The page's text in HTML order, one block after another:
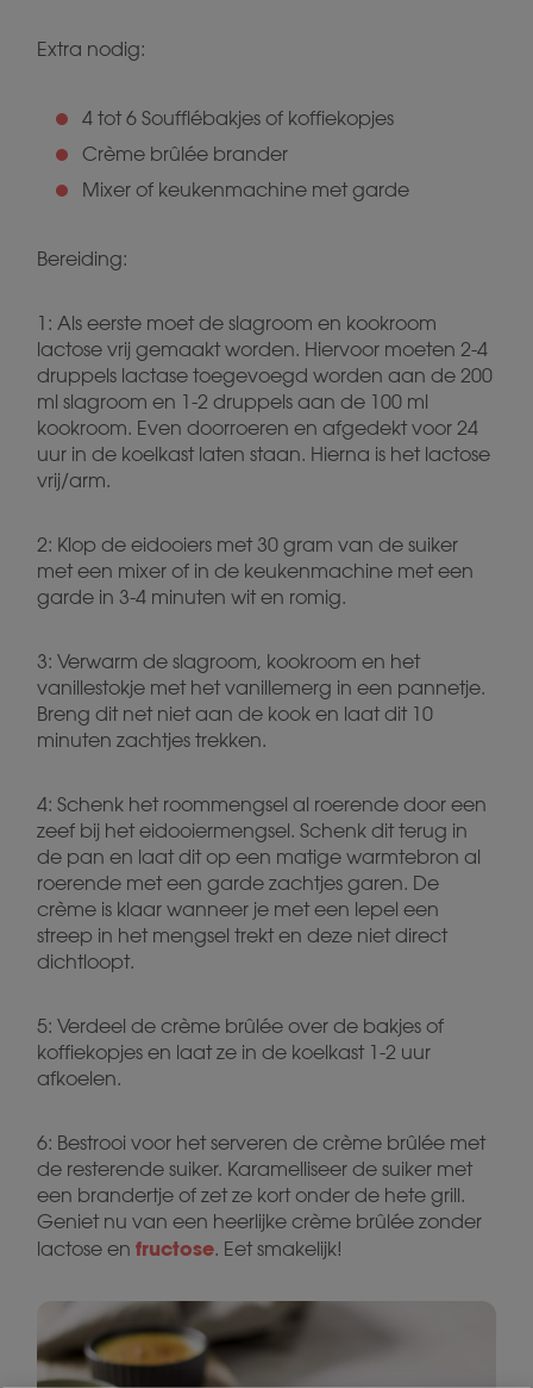
Extra nodig:
4 tot 6 Soufflébakjes of koffiekopjes
Crème brûlée brander
Mixer of keukenmachine met garde
Bereiding:
1: Als eerste moet de slagroom en kookroom
lactose vrij gemaakt worden. Hiervoor moeten 2-4
druppels lactase toegevoegd worden aan de 200
ml slagroom en 1-2 druppels aan de 100 ml
kookroom. Even doorroeren en afgedekt voor 24
uur in de koelkast laten staan. Hierna is het lactose
vrij/arm.
2: Klop de eidooiers met 30 gram van de suiker
met een mixer of in de keukenmachine met een
garde in 3-4 minuten wit en romig.
3: Verwarm de slagroom, kookroom en het
vanillestokje met het vanillemerg in een pannetje.
Breng dit net niet aan de kook en laat dit 10
minuten zachtjes trekken.
4: Schenk het roommengsel al roerende door een
zeef bij het eidooiermengsel. Schenk dit terug in
de pan en laat dit op een matige warmtebron al
roerende met een garde zachtjes garen. De
crème is klaar wanneer je met een lepel een
streep in het mengsel trekt en deze niet direct
dichtloopt.
5: Verdeel de crème brûlée over de bakjes of
koffiekopjes en laat ze in de koelkast 1-2 uur
afkoelen.
6: Bestrooi voor het serveren de crème brûlée met
de resterende suiker. Karamelliseer de suiker met
een brandertje of zet ze kort onder de hete grill.
Geniet nu van een heerlijke crème brûlée zonder
lactose en fructose. Eet smakelijk!